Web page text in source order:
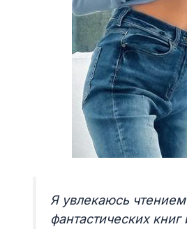
Я увлекаюсь чтением
фантастических книг